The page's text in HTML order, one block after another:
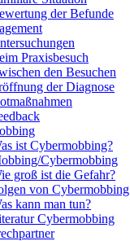
der Befunde
Praxisbesuch
den Besuchen
der Diagnose
ist Cybermobbing?
Cybermobbing
groß ist die Gefahr?
von Cybermobbing
kann man tun?
Cybermobbing